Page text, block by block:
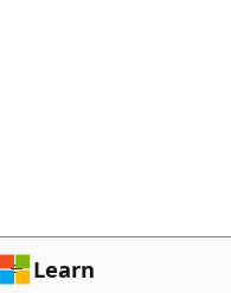
Learn